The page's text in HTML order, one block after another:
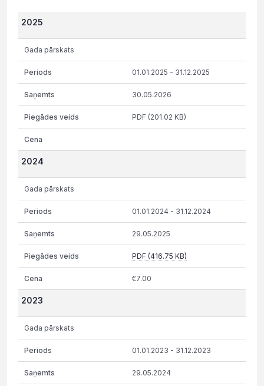
2025
Gada pārskats
01.01.2025 - 31.12.2025
30.05.2026
PDF (201.02 KB)
2024
Gada pārskats
01.01.2024 - 31.12.2024
29.05.2025
PDF (416.75 KB)
€7.00
2023
Gada pārskats
01.01.2023 - 31.12.2023
29.05.2024